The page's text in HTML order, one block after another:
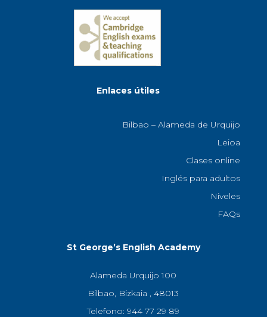
Enlaces útiles
Bilbao – Alameda de Urquijo
Leioa
Clases online
Inglés para adultos
Niveles
FAQs
St George’s English Academy
Alameda Urquijo 100
Bilbao, Bizkaia , 48013
Telefono: 944 77 29 89